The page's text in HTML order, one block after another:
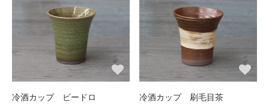
冷酒カップ ビードロ 冷酒カップ 刷毛目茶